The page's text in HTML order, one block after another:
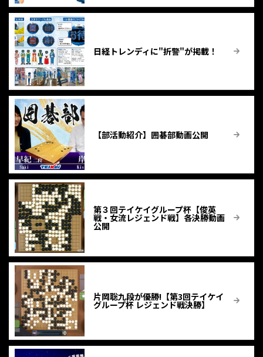
日経トレンディに"折警"が掲載！
【部活動紹介】囲碁部動画公開
第３回テイケイグループ杯【俊英
戦・女流レジェンド戦】各決勝動画
公開
片岡聡九段が優勝!【第3回テイケイ
グループ杯 レジェンド戦決勝】